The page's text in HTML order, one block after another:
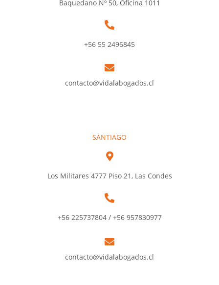
Baquedano Nº 50, Oficina 1011
+56 55 2496845
contacto@vidalabogados.cl
SANTIAGO
Los Militares 4777 Piso 21, Las Condes
+56 225737804 / +56 957830977
contacto@vidalabogados.cl